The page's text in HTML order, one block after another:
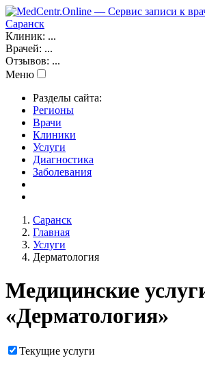
Саранск
Клиник: ...
Врачей: ...
Отзывов: ...
Меню
Разделы сайта:
Регионы
Врачи
Клиники
Услуги
Диагностика
Заболевания
Саранск
Главная
Услуги
Дерматология
Медицинские
«Дерматология»
Текущие услуги